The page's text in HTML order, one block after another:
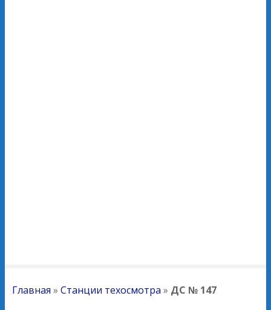
Главная » Станции техосмотра » ДС № 147